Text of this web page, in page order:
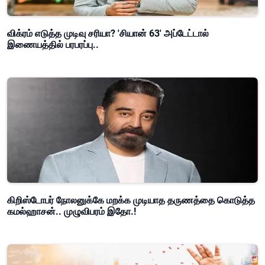
விக்ரம் எடுத்த முடிவு சரியா? 'சியான் 63' அப்டேட்டால்
இணையத்தில் பரபரப்பு..
கிறிஸ்டோபர் நோலனுக்கே மறக்க முடியாத தருணத்தை கொடுத்த
கமல்ஹாசன்.. முழுவிபரம் இதோ.!